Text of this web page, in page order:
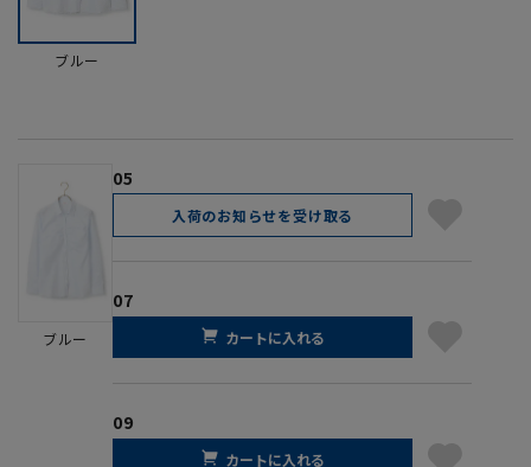
ブルー
ブルー
05
入荷のお知らせを受け取る
07
カートに入れる
09
カートに入れる